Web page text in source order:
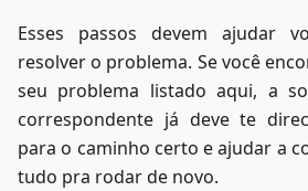
Esses passos devem ajudar
resolver o problema. Se você
seu problema listado aqui, a
correspondente já deve te
para o caminho certo e ajudar a
tudo pra rodar de novo.